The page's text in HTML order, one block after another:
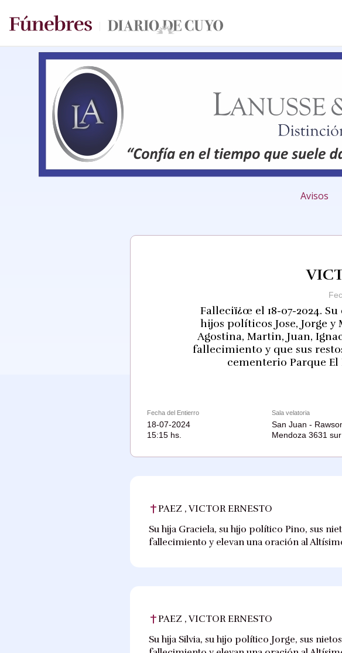
Avisos
Falleciï¿œ el 18-07-2024.
hijos políticos Jose, Jorge
Agostina, Martin, Juan,
fallecimiento y que sus
cementerio Parque El
Fecha del Entierro
18-07-2024
15:15 hs.
Sala velatoria
San Juan -
Mendoza 3631
PAEZ , VICTOR ERNESTO
Su hija Graciela, su hijo político Pino, sus
fallecimiento y elevan una oración al
PAEZ , VICTOR ERNESTO
Su hija Silvia, su hijo político Jorge, sus